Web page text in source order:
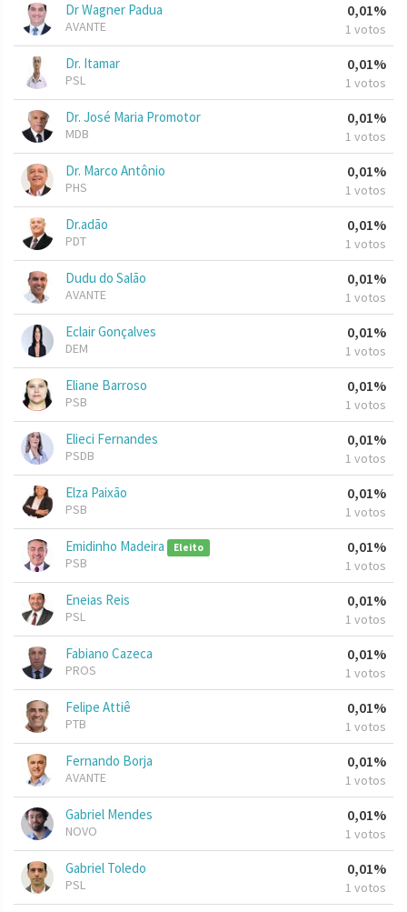
Dr Wagner Padua
AVANTE
0,01%
1 votos
Dr. Itamar
PSL
0,01%
1 votos
Dr. José Maria Promotor
MDB
0,01%
1 votos
Dr. Marco Antônio
PHS
0,01%
1 votos
Dr.adão
PDT
0,01%
1 votos
Dudu do Salão
AVANTE
0,01%
1 votos
Eclair Gonçalves
DEM
0,01%
1 votos
Eliane Barroso
PSB
0,01%
1 votos
Elieci Fernandes
PSDB
0,01%
1 votos
Elza Paixão
PSB
0,01%
1 votos
Emidinho Madeira Eleito
PSB
0,01%
1 votos
Eneias Reis
PSL
0,01%
1 votos
Fabiano Cazeca
PROS
0,01%
1 votos
Felipe Attiê
PTB
0,01%
1 votos
Fernando Borja
AVANTE
0,01%
1 votos
Gabriel Mendes
NOVO
0,01%
1 votos
Gabriel Toledo
PSL
0,01%
1 votos